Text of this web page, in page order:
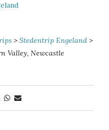
> Stedentrip Engeland >
Valley, Newcastle